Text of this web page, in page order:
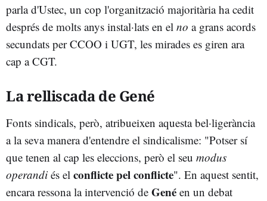
parla d'Ustec, un cop l'organització majoritària ha cedit
després de molts anys instal·lats en el no a grans acords
secundats per CCOO i UGT, les mirades es giren ara
cap a CGT.
La relliscada de Gené
Fonts sindicals, però, atribueixen aquesta bel·ligerància
a la seva manera d'entendre el sindicalisme: "Potser sí
que tenen al cap les eleccions, però el seu modus
operandi és el conflicte pel conflicte". En aquest sentit,
encara ressona la intervenció de Gené en un debat